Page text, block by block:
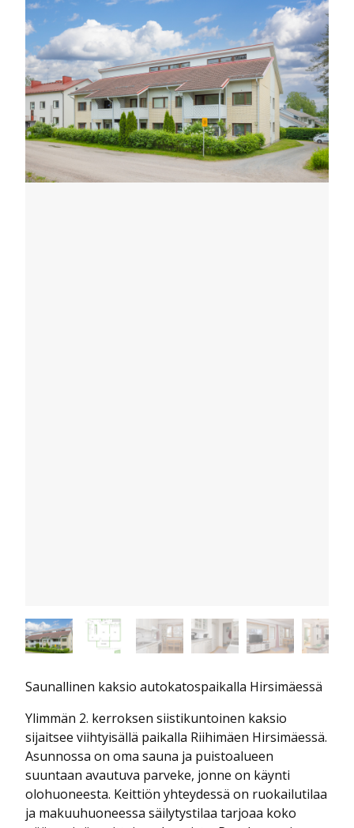
Saunallinen kaksio autokatospaikalla Hirsimäessä
Ylimmän 2. kerroksen siistikuntoinen kaksio
sijaitsee viihtyisällä paikalla Riihimäen Hirsimäessä.
Asunnossa on oma sauna ja puistoalueen
suuntaan avautuva parveke, jonne on käynti
olohuoneesta. Keittiön yhteydessä on ruokailutilaa
ja makuuhuoneessa säilytystilaa tarjoaa koko